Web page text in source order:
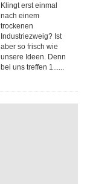
Klingt erst einmal
nach einem
trockenen
Industriezweig? Ist
aber so frisch wie
unsere Ideen. Denn
bei uns treffen 1......